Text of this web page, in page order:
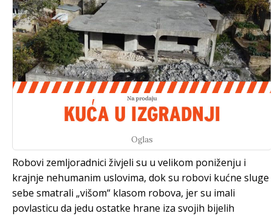
Oglas
Robovi zemljoradnici živjeli su u velikom poniženju i
krajnje nehumanim uslovima, dok su robovi kućne sluge
sebe smatrali „višom“ klasom robova, jer su imali
povlasticu da jedu ostatke hrane iza svojih bijelih